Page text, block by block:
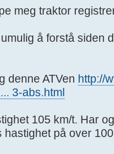
meg traktor
å forstå siden
denne ATVen http://
3-abs.html
105 km/t. Har
hastighet på over